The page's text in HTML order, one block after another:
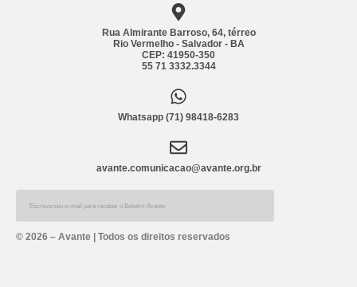
Rua Almirante Barroso, 64, térreo
Rio Vermelho - Salvador - BA
CEP: 41950-350
55 71 3332.3344
Whatsapp (71) 98418-6283
avante.comunicacao@avante.org.br
Alternative:
© 2026 – Avante | Todos os direitos reservados